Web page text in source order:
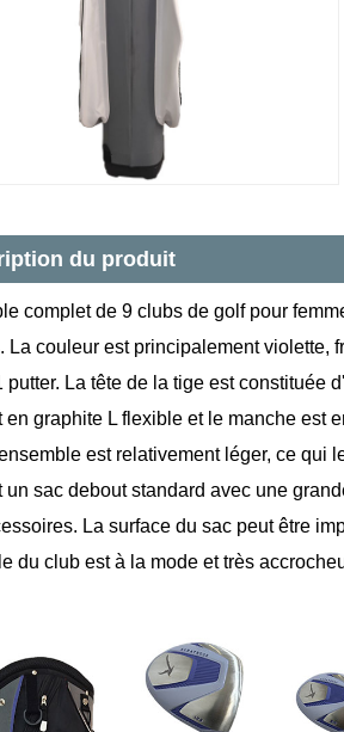
du produit
complet de 9 clubs de golf pour
La couleur est principalement violette,
putter. La tête de la tige est
en graphite L flexible et le manche est
est relativement léger, ce qui
un sac debout standard avec une
La surface du sac peut être
du club est à la mode et très